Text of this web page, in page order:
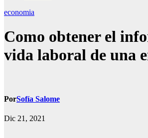
economia
Como obtener el
vida laboral de una
PorSofía Salome
Dic 21, 2021